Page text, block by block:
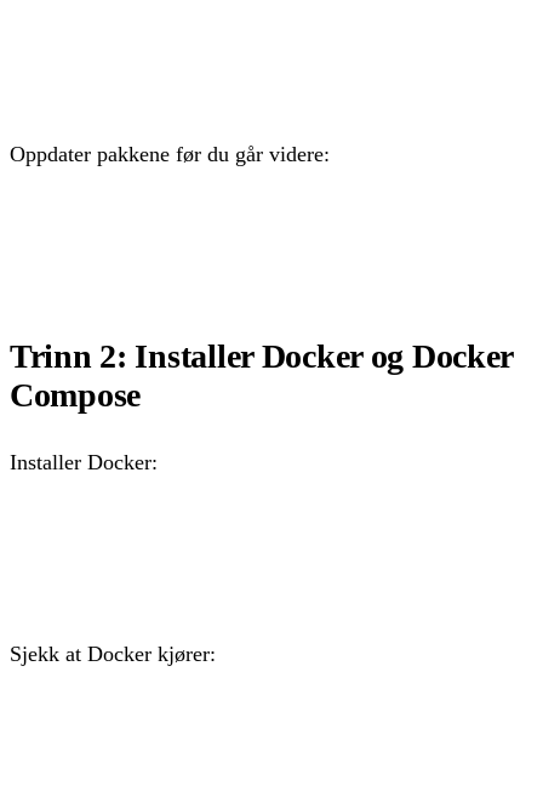
Oppdater pakkene før du går videre:
Trinn 2: Installer Docker og Docker
Compose
Installer Docker:
Sjekk at Docker kjører: